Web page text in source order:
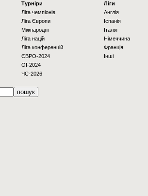
Турніри
Ліга чемпіонів
Ліга Європи
Міжнародні
Ліга націй
Ліга конференцій
ЄВРО-2024
OI-2024
ЧС-2026
Ліги
Англія
Іспанія
Італія
Німеччина
Франція
Інші